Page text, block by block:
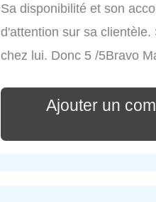
Sa disponibilité et son
d'attention sur sa
chez lui. Donc 5 /5Bravo
Ajouter un